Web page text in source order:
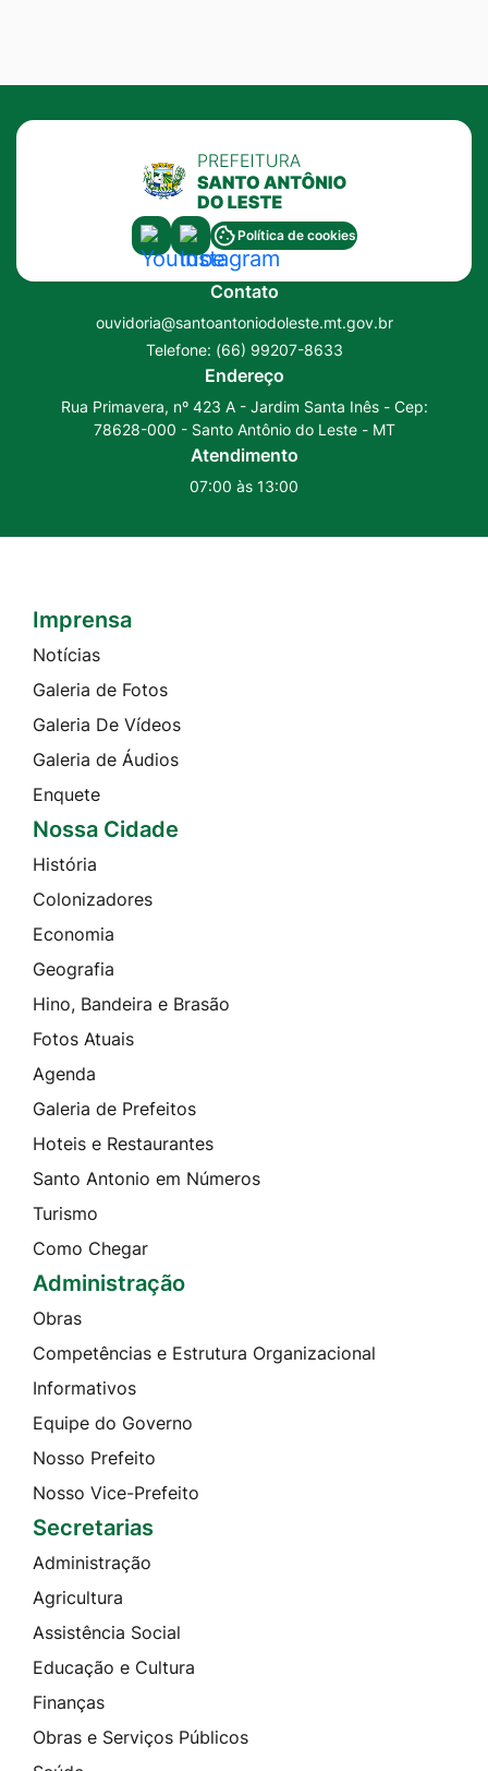
Acessar
a
Social
Youtube
Acessar
a
Rede
Social
Instagram
Política de cookies
Contato
ouvidoria@santoantoniodoleste.mt.gov.br
Telefone: (66) 99207-8633
Endereço
Rua Primavera, nº 423 A - Jardim Santa Inês - Cep:
78628-000 - Santo Antônio do Leste - MT
Atendimento
07:00 às 13:00
Seção do Rodapé e Contato
Imprensa
Notícias
Galeria de Fotos
Galeria De Vídeos
Galeria de Áudios
Enquete
Nossa Cidade
História
Colonizadores
Economia
Geografia
Hino, Bandeira e Brasão
Fotos Atuais
Agenda
Galeria de Prefeitos
Hoteis e Restaurantes
Santo Antonio em Números
Turismo
Como Chegar
Administração
Obras
Competências e Estrutura Organizacional
Informativos
Equipe do Governo
Nosso Prefeito
Nosso Vice-Prefeito
Secretarias
Administração
Agricultura
Assistência Social
Educação e Cultura
Finanças
Obras e Serviços Públicos